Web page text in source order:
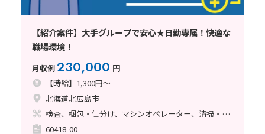
【紹介案件】大手グループで安心★日勤専属！快適な
職場環境！
月収例230,000 円
【時給】1,300円～
北海道北広島市
検査、梱包・仕分け、マシンオペレーター、清掃・洗浄
60418-00